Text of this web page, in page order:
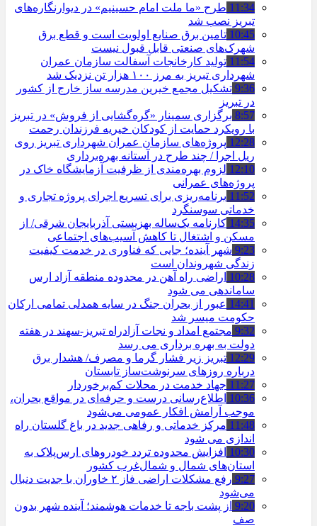
11:34 طرح «ما ملت امام حسینیم» در دیوارنگاره‌های
تبریز نصب شد
10:45 تامین برق صنایع اولویت است و قطع برق
شهرک‌های صنعتی قابل قبول نیست
11:54 تولید کارخانجات آسفالت سازمان عمران
شهرداری تبریز به مرز ۱۰۰ هزار تن نزدیک شد
9:36 تشکیل مجمع خیرین مدرسه ‌ساز خارج از کشور
در تبریز
8:57 برگزاری سمینار «گره‌گشایی از فروش» در تبریز
با رویکرد حمایت از کودکان خیریه فرزندان رحمت
12:28 پروژه‌های سازمان عمران شهرداری تبریز روی
ریل اجرا / چند طرح در آستانه بهره‌برداری
12:10 لزوم بهره‌مندی از ظرفیت آزمایشگاه خاک در
پروژه‌های عمرانی
11:52 برنامه‌ریزی برای تسریع اجرای پروژه تجاری و
خدماتی سوسنگرد
14:35 کارنامه یک‌ساله بهزیستی آذربایجان شرقی/ از
مسکن و اشتغال تا کاهش آسیب‌های اجتماعی
9:23 شهر آینده؛ جایی که فناوری در خدمت کیفیت
زندگی شهروندان است
10:28 اراضی راه آهن در محدوده منطقه آزاد ارس
ساماندهی می شود
14:41 عبور از بحران جنگ در سایه همدلی تمامی ارکان
حکومت میسر شد
9:32 مجتمع امداد و نجات آزادراه تبریز-سهند در هفته
دولت به بهره ‌برداری می‌ رسد
12:29 تبریز زیر فشار گرما و مصرف/ هشدار برق
درباره روزهای سرنوشت‌ساز تابستان
11:27 جهاد خدمت در محلات کم‌برخوردار
10:36 اطلاع‌رسانی درست و حرفه‌ای در مواقع بحران،
موجب آرامش افکار عمومی می‌شود
11:48 مرکز خدماتی و رفاهی جدید در باغ گلستان راه
اندازی می شود
10:30 افزایش محدوده تردد خودروهای ارس‌پلاک به
استان‌های شمال و شمال‌غرب کشور
9:27
رفع مشکلات اراضی فاز ۲ خاوران با جدیت دنبال
می‌شود
9:20 از پشت باجه تا خدمات هوشمند؛ آینده شهر بدون
صف